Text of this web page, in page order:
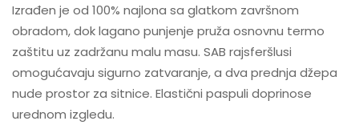
Izrađen je od 100% najlona sa glatkom završnom
obradom, dok lagano punjenje pruža osnovnu termo
zaštitu uz zadržanu malu masu. SAB rajsferšlusi
omogućavaju sigurno zatvaranje, a dva prednja džepa
nude prostor za sitnice. Elastični paspuli doprinose
urednom izgledu.